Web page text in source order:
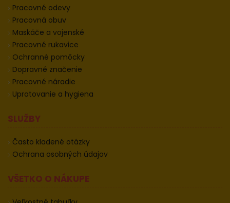
Pracovné odevy
Pracovná obuv
Maskáče a vojenské
Pracovné rukavice
Ochranné pomôcky
Dopravné značenie
Pracovné náradie
Upratovanie a hygiena
SLUŽBY
Často kladené otázky
Ochrana osobných údajov
VŠETKO O NÁKUPE